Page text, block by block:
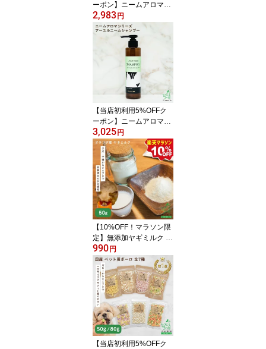
ーポン】ニームアロマシ
リーズ「ニームアロマク
リーム 100g」 【イリオ
スマイル / iliosmile】犬
保湿 保湿クリーム 肉球
クリーム 肉球ケア 虫除
け 洗い流さないトリート
メント トリートメント
ニーム 犬 痒み
2,983 円
【当店初利用5%OFFク
ーポン】ニームアロマシ
リーズ「アーユルニーム
シャンプー200ml」【イ
リオスマイル / iliosmil
e】 犬 シャンプー 犬用シ
ャンプー ニーム アルコ
ール系界面活性剤一切不
使用 高級シャンプー 皮
膚の弱い 犬用
3,025 円
【10%OFF！マラソン限
定】無添加ヤギミルク 5
0g お試し 犬用 犬 猫 小
動物 やぎミルク 山羊ミ
ルク ヤギミルク ゴート
ミルク ヤギミルク 全脂
ヤギミルク 無添加 犬 ペ
ットミルク 粉ミルク ヤ
ギミルク大人用 粉末 パ
ウダー 栄養 全脂粉乳 小
型犬 子犬 シニア
990 円
【当店初利用5%OFFク